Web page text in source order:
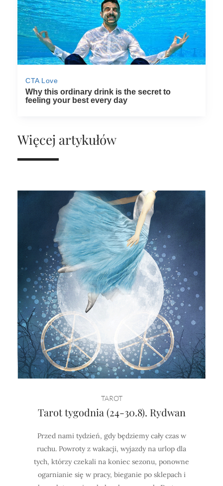
Więcej artykułów
TAROT
Tarot tygodnia (24-30.8). Rydwan
Przed nami tydzień, gdy będziemy cały czas w
ruchu. Powroty z wakacji, wyjazdy na urlop dla
tych, którzy czekali na koniec sezonu, ponowne
ogarnianie się w pracy, bieganie po sklepach i